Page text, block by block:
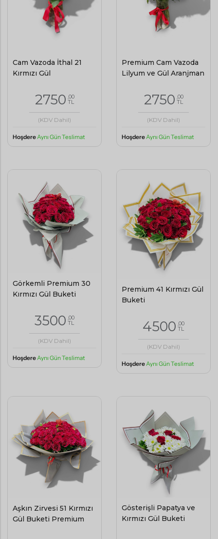
Cam Vazoda İthal 21
Kırmızı Gül
2750 ,00
TL
(KDV Dahil)
Hoşdere Aynı Gün Teslimat
Premium Cam Vazoda
Lilyum ve Gül Aranjman
2750 ,00
TL
(KDV Dahil)
Hoşdere Aynı Gün Teslimat
Görkemli Premium 30
Kırmızı Gül Buketi
3500 ,00
TL
(KDV Dahil)
HoşdereAynı Gün Teslimat
Premium 41 Kırmızı Gül
Buketi
4500 ,00
TL
(KDV Dahil)
HoşdereAynı Gün Teslimat
Aşkın Zirvesi 51 Kırmızı
Gül Buketi Premium
Gösterişli Papatya ve
Kırmızı Gül Buketi